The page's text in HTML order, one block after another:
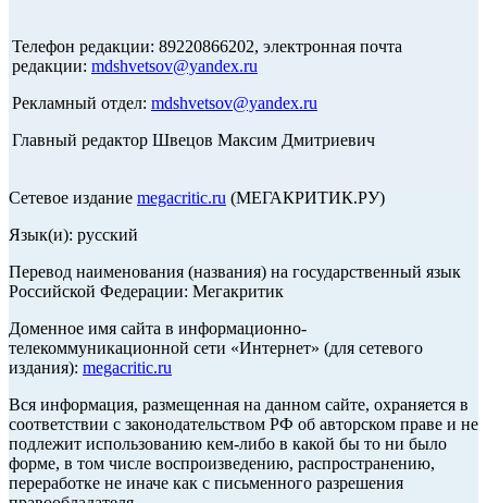
Телефон редакции: 89220866202, электронная почта
редакции: mdshvetsov@yandex.ru
Рекламный отдел: mdshvetsov@yandex.ru
Главный редактор Швецов Максим Дмитриевич
Сетевое издание megacritic.ru (МЕГАКРИТИК.РУ)
Язык(и): русский
Перевод наименования (названия) на государственный язык
Российской Федерации: Мегакритик
Доменное имя сайта в информационно-
телекоммуникационной сети «Интернет» (для сетевого
издания): megacritic.ru
Вся информация, размещенная на данном сайте, охраняется в
соответствии с законодательством РФ об авторском праве и не
подлежит использованию кем-либо в какой бы то ни было
форме, в том числе воспроизведению, распространению,
переработке не иначе как с письменного разрешения